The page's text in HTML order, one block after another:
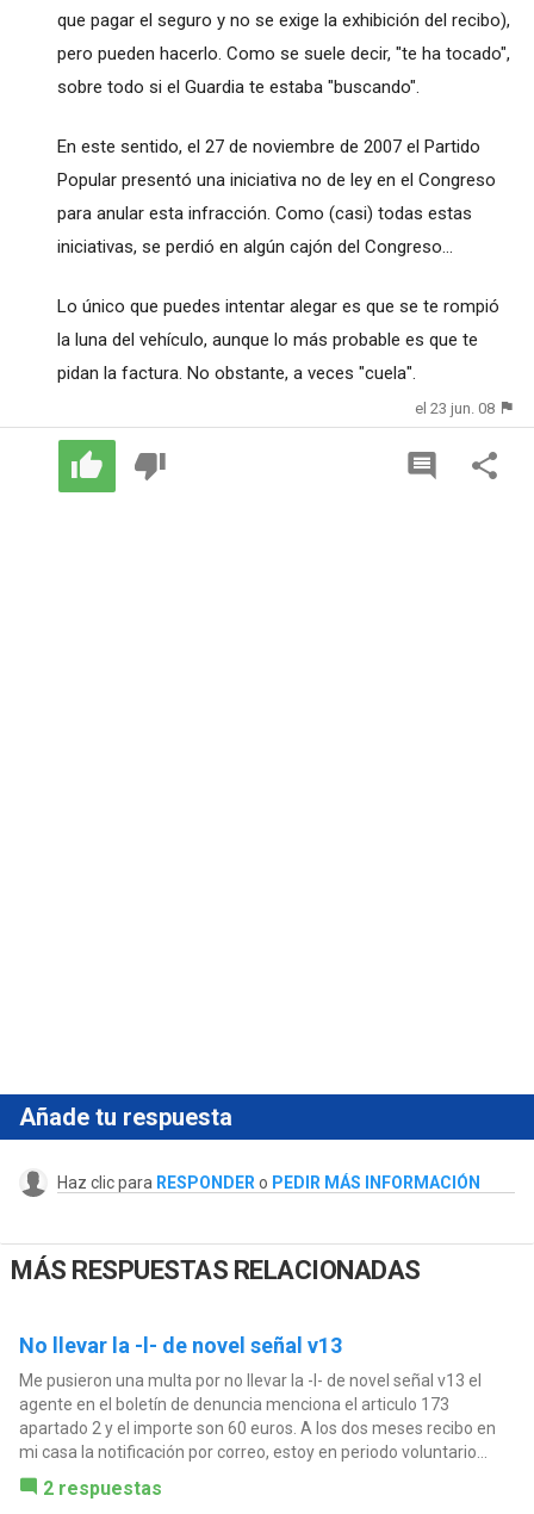
que pagar el seguro y no se exige la exhibición del recibo),
pero pueden hacerlo. Como se suele decir, "te ha tocado",
sobre todo si el Guardia te estaba "buscando".
En este sentido, el 27 de noviembre de 2007 el Partido
Popular presentó una iniciativa no de ley en el Congreso
para anular esta infracción. Como (casi) todas estas
iniciativas, se perdió en algún cajón del Congreso...
Lo único que puedes intentar alegar es que se te rompió
la luna del vehículo, aunque lo más probable es que te
pidan la factura. No obstante, a veces "cuela".
el 23 jun. 08
Añade tu respuesta
Haz clic para RESPONDER o PEDIR MÁS INFORMACIÓN
MÁS RESPUESTAS RELACIONADAS
No llevar la -l- de novel señal v13
Me pusieron una multa por no llevar la -l- de novel señal v13 el
agente en el boletín de denuncia menciona el articulo 173
apartado 2 y el importe son 60 euros. A los dos meses recibo en
mi casa la notificación por correo, estoy en periodo voluntario...
2 respuestas